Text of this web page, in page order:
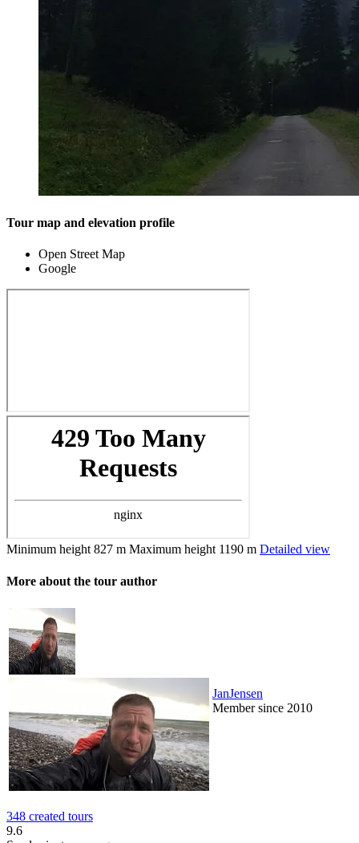
Tour map and elevation profile
Open Street Map
Google
Minimum height 827 m Maximum height 1190 m Detailed view
More about the tour author
JanJensen
Member since 2010
348 created tours
9.6